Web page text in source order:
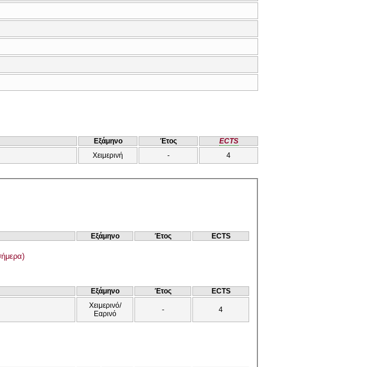
Εξάμηνο Έτος
ECTS
Χειμερινή - 4
Εξάμηνο Έτος ECTS
Εξάμηνο Έτος ECTS
Χειμερινό/
Εαρινό
- 4